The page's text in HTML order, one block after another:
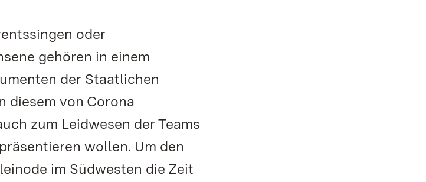
oder
gehören in einem
der Staatlichen
diesem von Corona
zum Leidwesen der Teams
wollen. Um den
im Südwesten die Zeit